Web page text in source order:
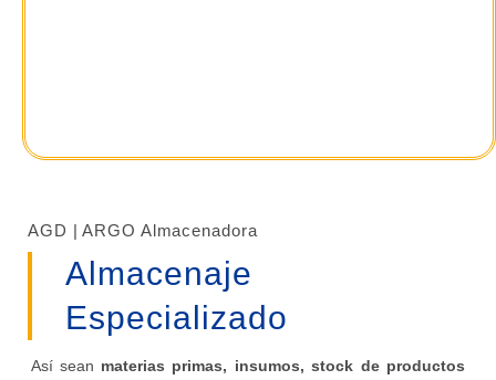
AGD | ARGO Almacenadora
Almacenaje
Especializado
Así sean materias primas, insumos, stock de productos